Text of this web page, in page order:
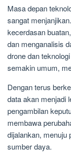
Masa depan
sangat
kecerdasan
dan menganalisis
drone dan
semakin umum,
Dengan terus
data akan menjadi
pengambilan
membawa
dijalankan, menuju
sumber daya.